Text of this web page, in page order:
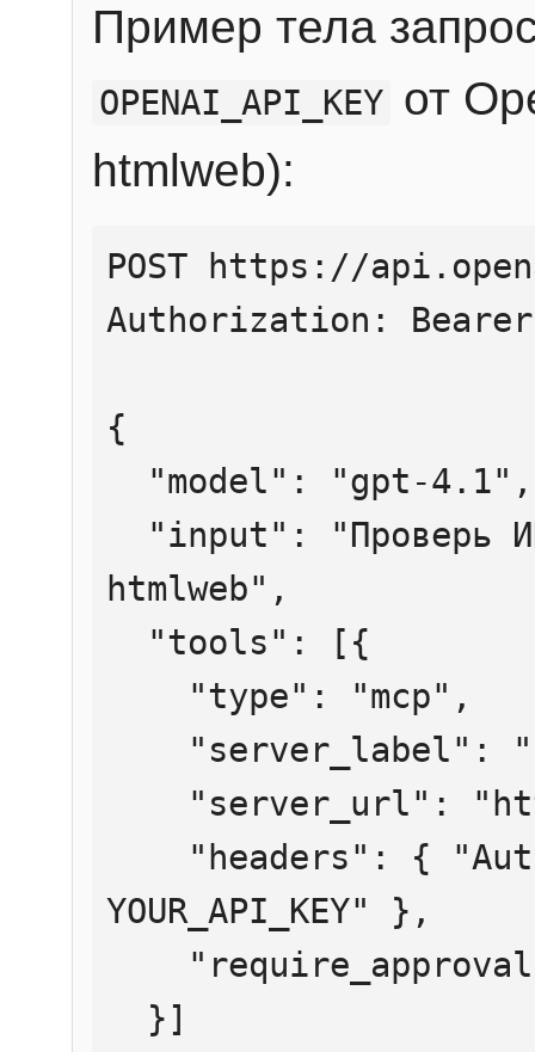
Пример тела
OPENAI_API_KEY от
htmlweb):
POST https://
Authorization:
{
htmlweb",
YOUR_API_KEY" },